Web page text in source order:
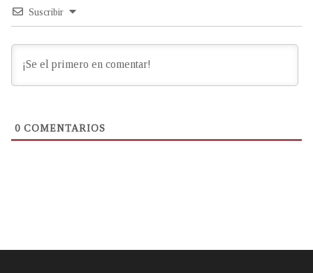
Suscribir
0 COMENTARIOS